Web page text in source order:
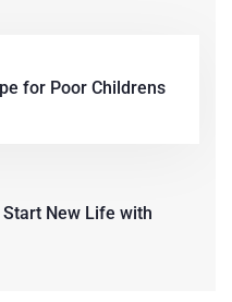
for Poor Childrens
New Life with